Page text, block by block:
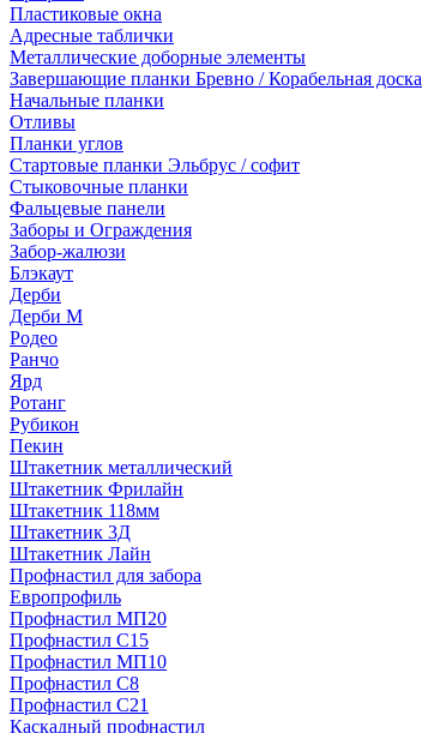
Пластиковые окна
Адресные таблички
Металлические доборные элементы
Завершающие планки Бревно / Корабельная доска
Начальные планки
Отливы
Планки углов
Стартовые планки Эльбрус / софит
Стыковочные планки
Фальцевые панели
Заборы и Ограждения
Забор-жалюзи
Блэкаут
Дерби
Дерби M
Родео
Ранчо
Ярд
Ротанг
Рубикон
Пекин
Штакетник металлический
Штакетник Фрилайн
Штакетник 118мм
Штакетник 3Д
Штакетник Лайн
Профнастил для забора
Европрофиль
Профнастил МП20
Профнастил C15
Профнастил МП10
Профнастил C8
Профнастил C21
Каскадный профнастил